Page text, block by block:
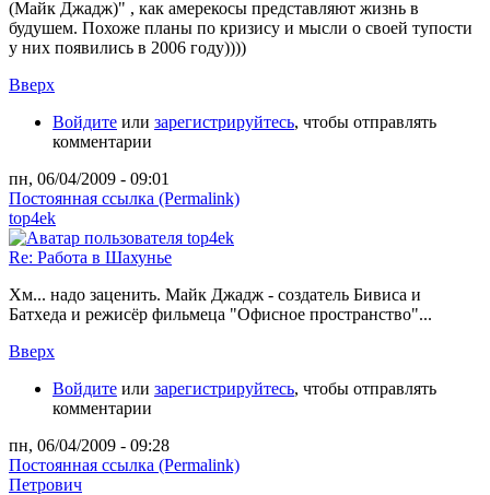
(Майк Джадж)" , как амерекосы представляют жизнь в
будушем. Похоже планы по кризису и мысли о своей тупости
у них появились в 2006 году))))
Вверх
Войдите или зарегистрируйтесь, чтобы отправлять
комментарии
пн, 06/04/2009 - 09:01
Постоянная ссылка (Permalink)
top4ek
Re: Работа в Шахунье
Хм... надо заценить. Майк Джадж - создатель Бивиса и
Батхеда и режисёр фильмеца "Офисное пространство"...
Вверх
Войдите или зарегистрируйтесь, чтобы отправлять
комментарии
пн, 06/04/2009 - 09:28
Постоянная ссылка (Permalink)
Петрович